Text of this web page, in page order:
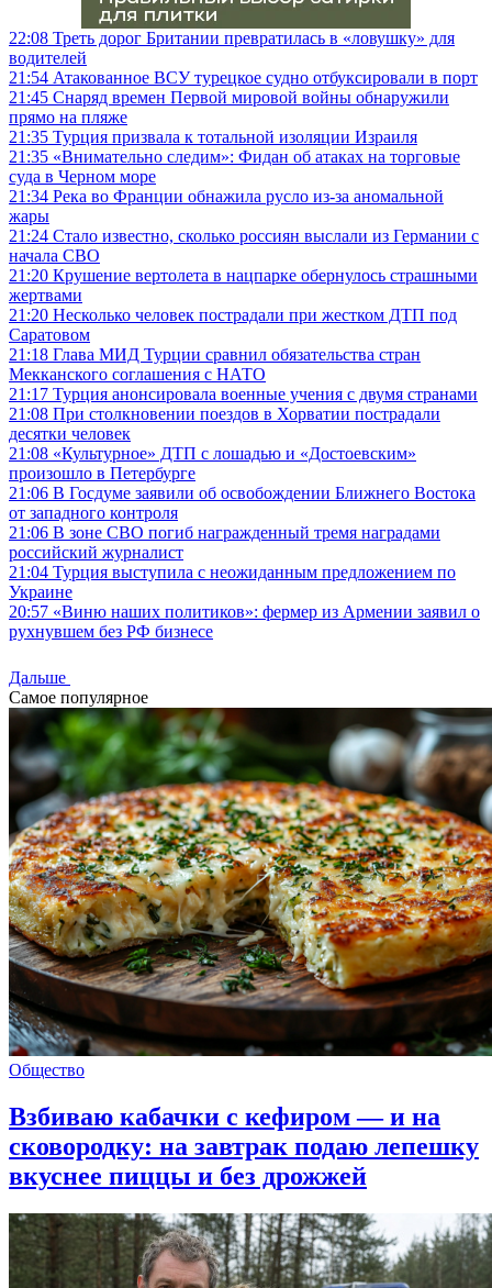
22:08 Треть дорог Британии превратилась в «ловушку» для
водителей
21:54 Атакованное ВСУ турецкое судно отбуксировали в порт
21:45 Снаряд времен Первой мировой войны обнаружили
прямо на пляже
21:35 Турция призвала к тотальной изоляции Израиля
21:35 «Внимательно следим»: Фидан об атаках на торговые
суда в Черном море
21:34 Река во Франции обнажила русло из-за аномальной
жары
21:24 Стало известно, сколько россиян выслали из Германии с
начала СВО
21:20 Крушение вертолета в нацпарке обернулось страшными
жертвами
21:20 Несколько человек пострадали при жестком ДТП под
Саратовом
21:18 Глава МИД Турции сравнил обязательства стран
Мекканского соглашения с НАТО
21:17 Турция анонсировала военные учения с двумя странами
21:08 При столкновении поездов в Хорватии пострадали
десятки человек
21:08 «Культурное» ДТП с лошадью и «Достоевским»
произошло в Петербурге
21:06 В Госдуме заявили об освобождении Ближнего Востока
от западного контроля
21:06 В зоне СВО погиб награжденный тремя наградами
российский журналист
21:04 Турция выступила с неожиданным предложением по
Украине
20:57 «Виню наших политиков»: фермер из Армении заявил о
рухнувшем без РФ бизнесе
Дальше
Самое популярное
Общество
Взбиваю кабачки с кефиром — и на
сковородку: на завтрак подаю лепешку
вкуснее пиццы и без дрожжей